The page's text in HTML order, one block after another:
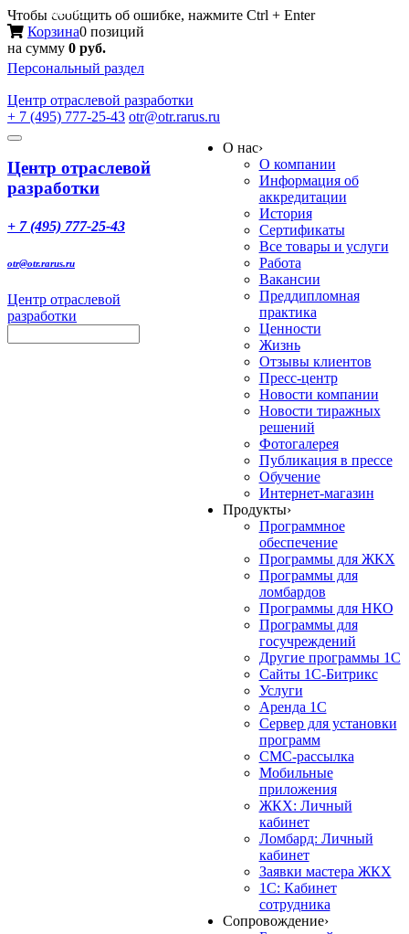
Чтобы сообщить об ошибке, нажмите Ctrl + Enter
Корзина0 позиций
на сумму 0 руб.
Персональный раздел
Центр отраслевой разработки
+ 7 (495) 777-25-43 otr@otr.rarus.ru
Toggle
Меню
Центр отраслевой
разработки
+ 7 (495) 777-25-43
otr@otr.rarus.ru
Центр отраслевой
разработки
О нас›
О компании
Информация об
аккредитации
История
Сертификаты
Все товары и услуги
Работа
Вакансии
Преддипломная
практика
Ценности
Жизнь
Отзывы клиентов
Пресс-центр
Новости компании
Новости тиражных
решений
Фотогалерея
Публикация в прессе
Обучение
Интернет-магазин
Продукты›
Программное
обеспечение
Программы для ЖКХ
Программы для
ломбардов
Программы для НКО
Программы для
госучреждений
Другие программы 1С
Сайты 1С-Битрикс
Услуги
Аренда 1С
Сервер для установки
программ
СМС-рассылка
Мобильные
приложения
ЖКХ: Личный
кабинет
Ломбард: Личный
кабинет
Заявки мастера ЖКХ
1С: Кабинет
сотрудника
Сопровождение›